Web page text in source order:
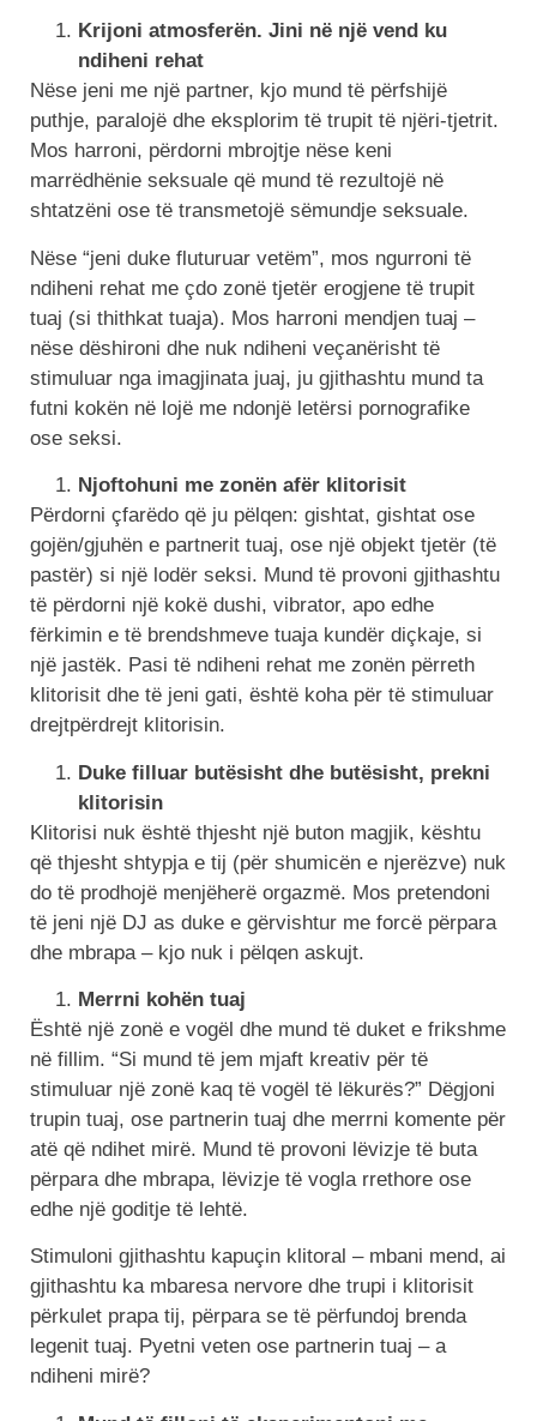
Krijoni atmosferën. Jini në një vend ku
ndiheni rehat
Nëse jeni me një partner, kjo mund të përfshijë
puthje, paralojë dhe eksplorim të trupit të njëri-tjetrit.
Mos harroni, përdorni mbrojtje nëse keni
marrëdhënie seksuale që mund të rezultojë në
shtatzëni ose të transmetojë sëmundje seksuale.
Nëse “jeni duke fluturuar vetëm”, mos ngurroni të
ndiheni rehat me çdo zonë tjetër erogjene të trupit
tuaj (si thithkat tuaja). Mos harroni mendjen tuaj –
nëse dëshironi dhe nuk ndiheni veçanërisht të
stimuluar nga imagjinata juaj, ju gjithashtu mund ta
futni kokën në lojë me ndonjë letërsi pornografike
ose seksi.
Njoftohuni me zonën afër klitorisit
Përdorni çfarëdo që ju pëlqen: gishtat, gishtat ose
gojën/gjuhën e partnerit tuaj, ose një objekt tjetër (të
pastër) si një lodër seksi. Mund të provoni gjithashtu
të përdorni një kokë dushi, vibrator, apo edhe
fërkimin e të brendshmeve tuaja kundër diçkaje, si
një jastëk. Pasi të ndiheni rehat me zonën përreth
klitorisit dhe të jeni gati, është koha për të stimuluar
drejtpërdrejt klitorisin.
Duke filluar butësisht dhe butësisht, prekni
klitorisin
Klitorisi nuk është thjesht një buton magjik, kështu
që thjesht shtypja e tij (për shumicën e njerëzve) nuk
do të prodhojë menjëherë orgazmë. Mos pretendoni
të jeni një DJ as duke e gërvishtur me forcë përpara
dhe mbrapa – kjo nuk i pëlqen askujt.
Merrni kohën tuaj
Është një zonë e vogël dhe mund të duket e frikshme
në fillim. “Si mund të jem mjaft kreativ për të
stimuluar një zonë kaq të vogël të lëkurës?” Dëgjoni
trupin tuaj, ose partnerin tuaj dhe merrni komente për
atë që ndihet mirë. Mund të provoni lëvizje të buta
përpara dhe mbrapa, lëvizje të vogla rrethore ose
edhe një goditje të lehtë.
Stimuloni gjithashtu kapuçin klitoral – mbani mend, ai
gjithashtu ka mbaresa nervore dhe trupi i klitorisit
përkulet prapa tij, përpara se të përfundoj brenda
legenit tuaj. Pyetni veten ose partnerin tuaj – a
ndiheni mirë?